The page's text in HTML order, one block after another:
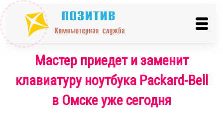
Мастер приедет и заменит
клавиатуру ноутбука Packard-Bell
в Омске уже сегодня